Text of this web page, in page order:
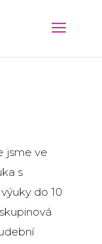
jsme ve
s
do 10